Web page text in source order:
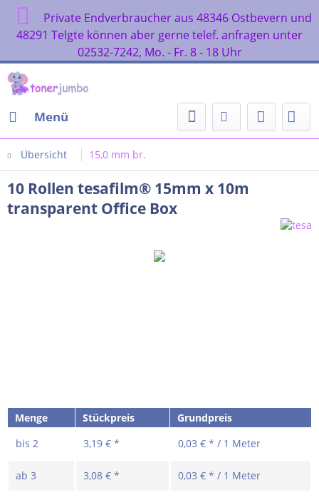
Private Endverbraucher aus 48346 Ostbevern und
48291 Telgte können aber gerne telef. anfragen unter
02532-7242, Mo. - Fr. 8 - 18 Uhr
Menü
Übersicht 15,0 mm br.
10 Rollen tesafilm® 15mm x 10m
transparent Office Box
Menge Stückpreis
Grundpreis
bis 2 3,19 € * 0,03 € * / 1 Meter
ab 3 3,08 € * 0,03 € * / 1 Meter